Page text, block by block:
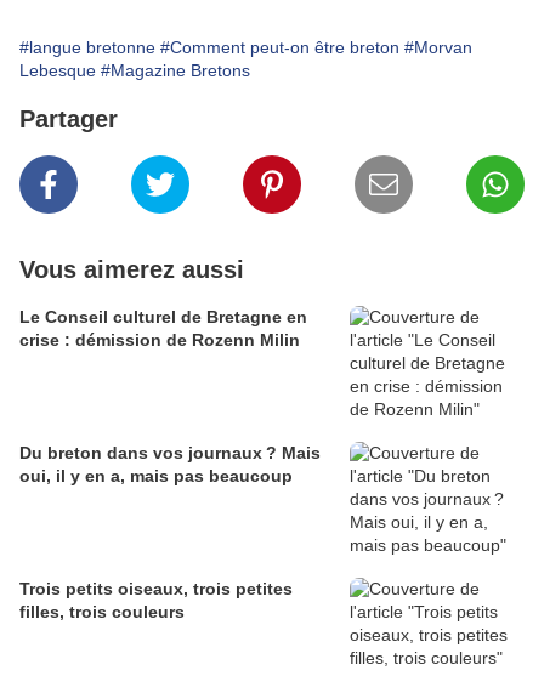
#langue bretonne #Comment peut-on être breton #Morvan
Lebesque #Magazine Bretons
Partager
Vous aimerez aussi
Le Conseil culturel de Bretagne en
crise : démission de Rozenn Milin
Du breton dans vos journaux ? Mais
oui, il y en a, mais pas beaucoup
Trois petits oiseaux, trois petites
filles, trois couleurs